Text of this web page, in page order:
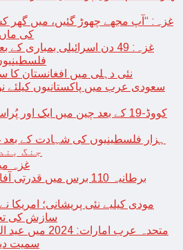
غزہ: “آپ مجھے چھوڑ گئیں، میں گھر
کی
غزہ: 49 دن اسرائیلی
نئی دہلی میں افغانستان کا
سعودی عرب میں پاکستانیوں کیلئے
کووڈ-19 کے بعد چین میں ایک
جنگ
غزہ
برطانیہ 110 برس میں
سازش کی
متحدہ عرب
سمیت